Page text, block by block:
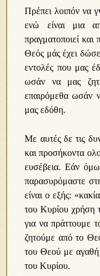
Πρέπει λοιπόν να
ενώ είναι μια
πραγματοποιεί
Θεός μάς έχει
εντολές που μας
ωσάν να μας
επαιρόμεθα ωσάν
μας εδόθη.
Με αυτές δε τις
και προσήκοντα
ευσέβεια. Εάν
παρασυρόμαστε
είναι ο εξής:
του Κυρίου
για να πράττουμε
ζητούμε από το
του Θεού με
του Κυρίου.